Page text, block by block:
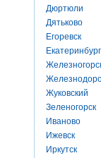
Дюртюли
Дятьково
Егоревск
Екатеринбург
Жуковский
Зеленогорск
Иваново
Ижевск
Иркутск